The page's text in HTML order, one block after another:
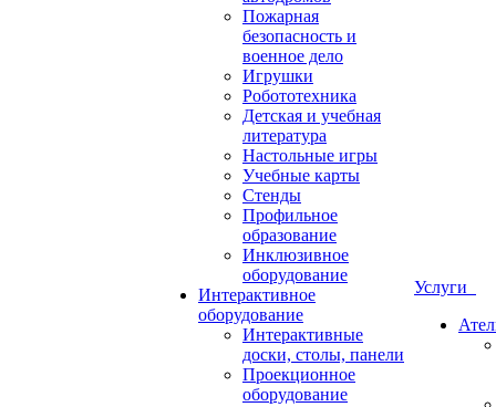
Пожарная
безопасность и
военное дело
Игрушки
Робототехника
Детская и учебная
литература
Настольные игры
Учебные карты
Стенды
Профильное
образование
Инклюзивное
оборудование
Интерактивное
оборудование
Интерактивные
доски, столы, панели
Проекционное
оборудование
Услуги